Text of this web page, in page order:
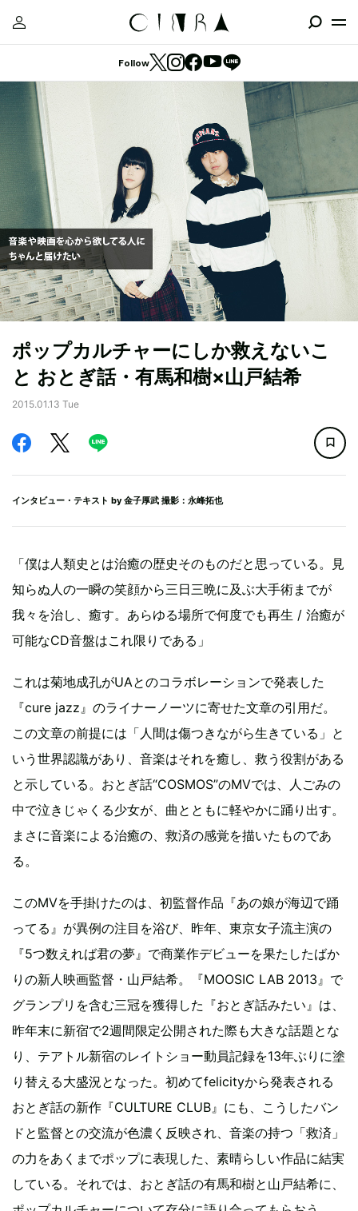
Follow
ポップカルチャーにしか救えないこ
と おとぎ話・有馬和樹×山戸結希
2015.01.13 Tue
インタビュー・テキスト by 金子厚武 撮影：永峰拓也
「僕は人類史とは治癒の歴史そのものだと思っている。見
知らぬ人の一瞬の笑顔から三日三晩に及ぶ大手術までが
我々を治し、癒す。あらゆる場所で何度でも再生 / 治癒が
可能なCD音盤はこれ限りである」
これは菊地成孔がUAとのコラボレーションで発表した
『cure jazz』のライナーノーツに寄せた文章の引用だ。
この文章の前提には「人間は傷つきながら生きている」と
いう世界認識があり、音楽はそれを癒し、救う役割がある
と示している。おとぎ話“COSMOS”のMVでは、人ごみの
中で泣きじゃくる少女が、曲とともに軽やかに踊り出す。
まさに音楽による治癒の、救済の感覚を描いたものであ
る。
このMVを手掛けたのは、初監督作品『あの娘が海辺で踊
ってる』が異例の注目を浴び、昨年、東京女子流主演の
『5つ数えれば君の夢』で商業作デビューを果たしたばか
りの新人映画監督・山戸結希。『MOOSIC LAB 2013』で
グランプリを含む三冠を獲得した『おとぎ話みたい』は、
昨年末に新宿で2週間限定公開された際も大きな話題とな
り、テアトル新宿のレイトショー動員記録を13年ぶりに塗
り替える大盛況となった。初めてfelicityから発表される
おとぎ話の新作『CULTURE CLUB』にも、こうしたバン
ドと監督との交流が色濃く反映され、音楽の持つ「救済」
の力をあくまでポップに表現した、素晴らしい作品に結実
している。それでは、おとぎ話の有馬和樹と山戸結希に、